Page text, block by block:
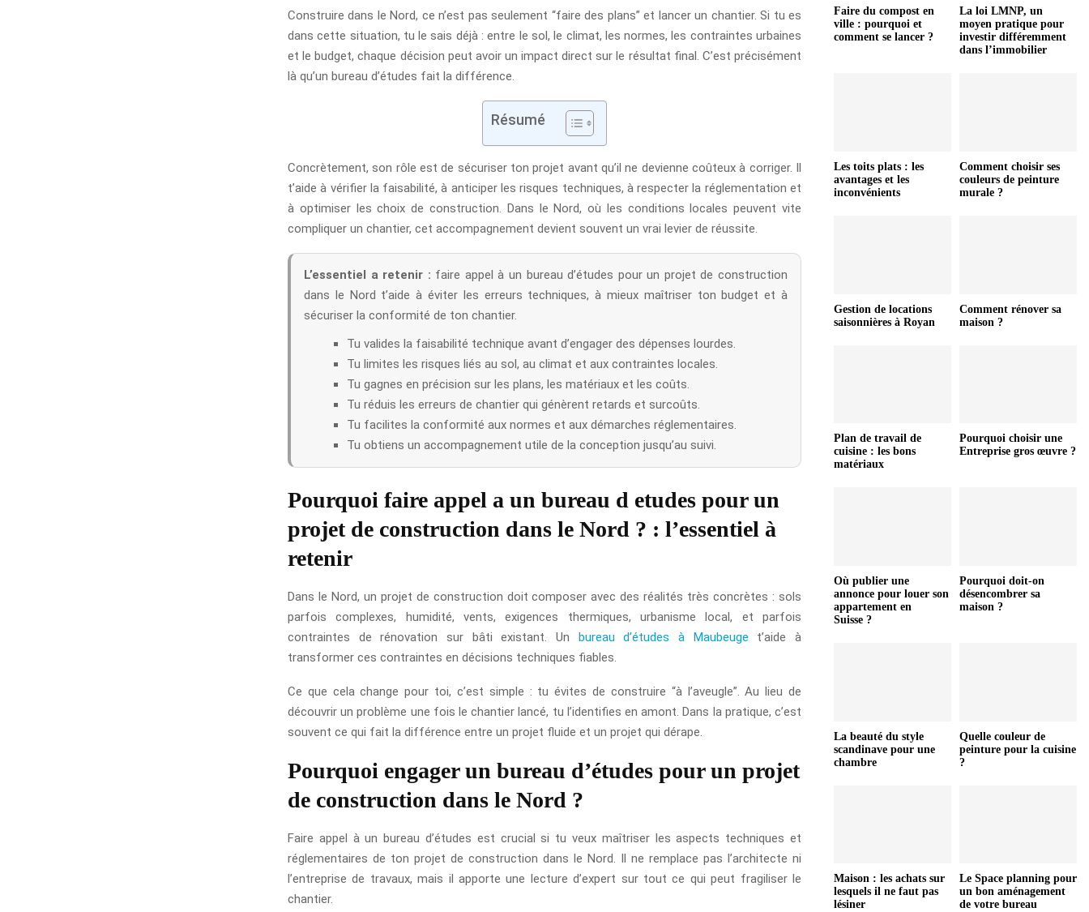
Construire dans le Nord, ce n’est pas seulement “faire des plans” et lancer un chantier. Si tu es
dans cette situation, tu le sais déjà : entre le sol, le climat, les normes, les contraintes urbaines
et le budget, chaque décision peut avoir un impact direct sur le résultat final. C’est précisément
là qu’un bureau d’études fait la différence.
Résumé
Concrètement, son rôle est de sécuriser ton projet avant qu’il ne devienne coûteux à corriger. Il
t’aide à vérifier la faisabilité, à anticiper les risques techniques, à respecter la réglementation et
à optimiser les choix de construction. Dans le Nord, où les conditions locales peuvent vite
compliquer un chantier, cet accompagnement devient souvent un vrai levier de réussite.
L’essentiel a retenir : faire appel à un bureau d’études pour un projet de construction
dans le Nord t’aide à éviter les erreurs techniques, à mieux maîtriser ton budget et à
sécuriser la conformité de ton chantier.
Tu valides la faisabilité technique avant d’engager des dépenses lourdes.
Tu limites les risques liés au sol, au climat et aux contraintes locales.
Tu gagnes en précision sur les plans, les matériaux et les coûts.
Tu réduis les erreurs de chantier qui génèrent retards et surcoûts.
Tu facilites la conformité aux normes et aux démarches réglementaires.
Tu obtiens un accompagnement utile de la conception jusqu’au suivi.
Pourquoi faire appel a un bureau d etudes pour un
projet de construction dans le Nord ? : l’essentiel à
retenir
Dans le Nord, un projet de construction doit composer avec des réalités très concrètes : sols
parfois complexes, humidité, vents, exigences thermiques, urbanisme local, et parfois
contraintes de rénovation sur bâti existant. Un bureau d’études à Maubeuge t’aide à
transformer ces contraintes en décisions techniques fiables.
Ce que cela change pour toi, c’est simple : tu évites de construire “à l’aveugle”. Au lieu de
découvrir un problème une fois le chantier lancé, tu l’identifies en amont. Dans la pratique, c’est
souvent ce qui fait la différence entre un projet fluide et un projet qui dérape.
Pourquoi engager un bureau d’études pour un projet
de construction dans le Nord ?
Faire appel à un bureau d’études est crucial si tu veux maîtriser les aspects techniques et
réglementaires de ton projet de construction dans le Nord. Il ne remplace pas l’architecte ni
l’entreprise de travaux, mais il apporte une lecture d’expert sur tout ce qui peut fragiliser le
chantier.
Faire du compost en
ville : pourquoi et
comment se lancer ?
La loi LMNP, un
moyen pratique pour
investir différemment
dans l’immobilier
Les toits plats : les
avantages et les
inconvénients
Comment choisir ses
couleurs de peinture
murale ?
Gestion de locations
saisonnières à Royan
Comment rénover sa
maison ?
Plan de travail de
cuisine : les bons
matériaux
Pourquoi choisir une
Entreprise gros œuvre ?
Où publier une
annonce pour louer son
appartement en
Suisse ?
Pourquoi doit-on
désencombrer sa
maison ?
La beauté du style
scandinave pour une
chambre
Quelle couleur de
peinture pour la cuisine
?
Maison : les achats sur
lesquels il ne faut pas
lésiner
Le Space planning pour
un bon aménagement
de votre bureau